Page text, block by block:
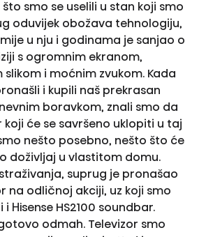
smo se uselili u stan koji smo
oduvijek obožava tehnologiju,
u nju i godinama je sanjao o
s ogromnim ekranom,
i moćnim zvukom. Kada
i kupili naš prekrasan
boravkom, znali smo da
će se savršeno uklopiti u taj
nešto posebno, nešto što će
doživljaj u vlastitom domu.
suprug je pronašao
na odličnoj akciji, uz koji smo
Hisense HS2100 soundbar.
odmah. Televizor smo